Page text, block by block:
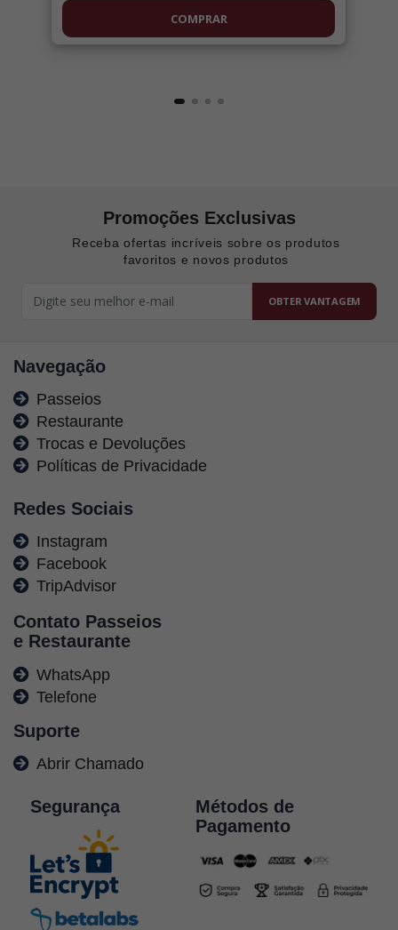
COMPRAR
Promoções Exclusivas
Receba ofertas incríveis sobre os produtos
favoritos e novos produtos
OBTER VANTAGEM
Navegação
Passeios
Restaurante
Trocas e Devoluções
Políticas de Privacidade
Redes Sociais
Instagram
Facebook
TripAdvisor
Contato Passeios
e Restaurante
WhatsApp
Telefone
Suporte
Abrir Chamado
Segurança
Métodos de
Pagamento